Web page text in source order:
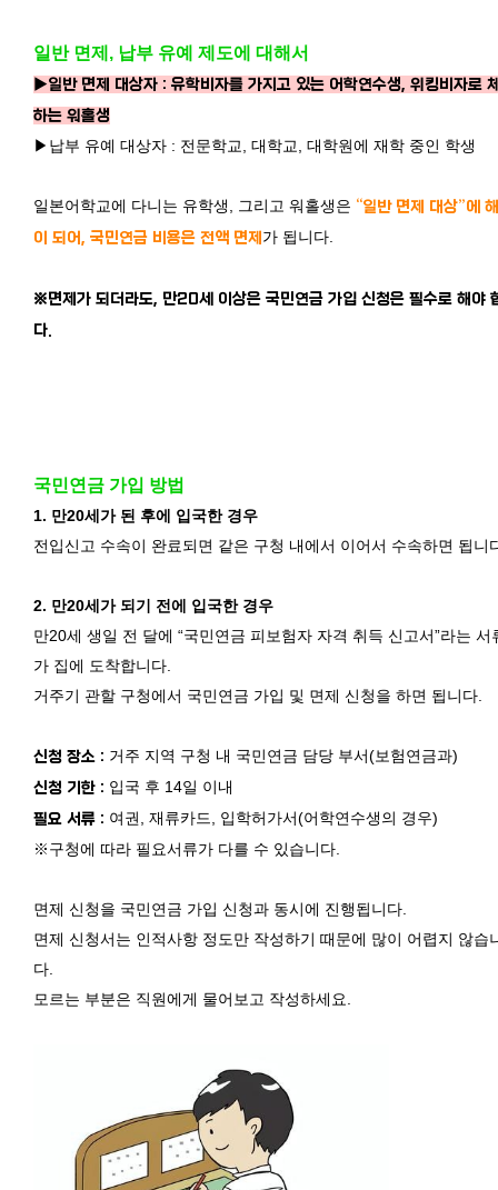
일반 면제, 납부 유예 제도에 대해서
▶일반 면제 대상자 : 유학비자를 가지고 있는 어학연수생, 위킹비자로
하는 워홀생
▶납부 유예 대상자 : 전문학교, 대학교, 대학원에 재학 중인 학생
일본어학교에 다니는 유학생, 그리고 워홀생은 “일반 면제 대상”에
이 되어, 국민연금 비용은 전액 면제 가 됩니다.
※면제가 되더라도, 만20세 이상은 국민연금 가입 신청은 필수로 해야
다.
국민연금 가입 방법
1. 만20세가 된 후에 입국한 경우
전입신고 수속이 완료되면 같은 구청 내에서 이어서 수속하면 됩니
2. 만20세가 되기 전에 입국한 경우
만20세 생일 전 달에 “국민연금 피보험자 자격 취득 신고서”라는 서
가 집에 도착합니다.
거주기 관할 구청에서 국민연금 가입 및 면제 신청을 하면 됩니다.
신청 장소 : 거주 지역 구청 내 국민연금 담당 부서(보험연금과)
신청 기한 : 입국 후 14일 이내
필요 서류 : 여권, 재류카드, 입학허가서(어학연수생의 경우)
※구청에 따라 필요서류가 다를 수 있습니다.
면제 신청을 국민연금 가입 신청과 동시에 진행됩니다.
면제 신청서는 인적사항 정도만 작성하기 때문에 많이 어렵지 않습
다.
모르는 부분은 직원에게 물어보고 작성하세요.